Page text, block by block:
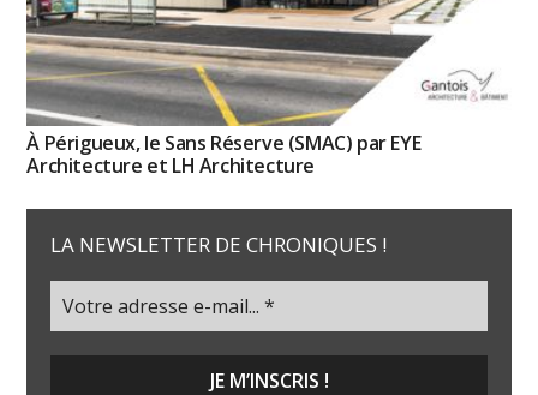
À Périgueux, le Sans Réserve (SMAC) par EYE
Architecture et LH Architecture
LA NEWSLETTER DE CHRONIQUES !